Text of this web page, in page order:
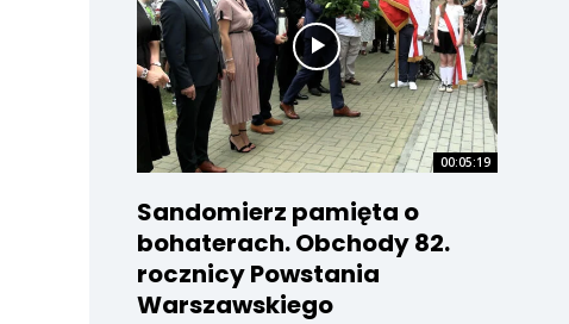
00:05:19
Sandomierz pamięta o
bohaterach. Obchody 82.
rocznicy Powstania
Warszawskiego